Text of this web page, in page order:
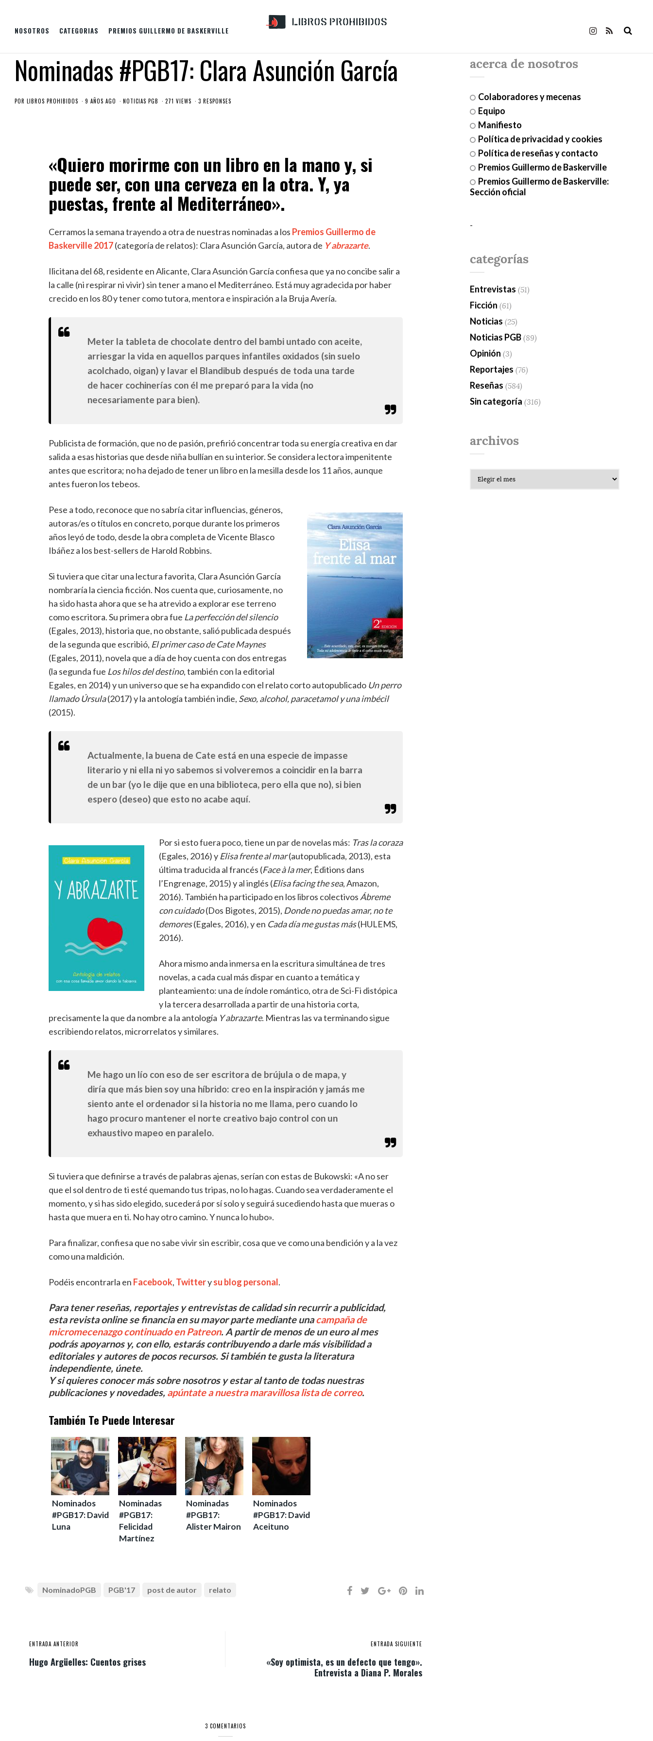
NOSOTROS CATEGORIAS PREMIOS GUILLERMO DE BASKERVILLE
Nominadas #PGB17: Clara Asunción García
POR LIBROS PROHIBIDOS 9 AÑOS AGO NOTICIAS PGB 271 VIEWS 3 RESPONSES
«Quiero morirme con un libro en la mano y, si
puede ser, con una cerveza en la otra. Y, ya
puestas, frente al Mediterráneo».
Cerramos la semana trayendo a otra de nuestras nominadas a los Premios Guillermo de
Baskerville 2017(categoría de relatos): Clara Asunción García, autora de Y abrazarte.
Ilicitana del 68, residente en Alicante, Clara Asunción García confiesa que ya no concibe salir a
la calle (ni respirar ni vivir) sin tener a mano el Mediterráneo. Está muy agradecida por haber
crecido en los 80 y tener como tutora, mentora e inspiración a la Bruja Avería.
Meter la tableta de chocolate dentro del bambi untado con aceite,
arriesgar la vida en aquellos parques infantiles oxidados (sin suelo
acolchado, oigan) y lavar el Blandibub después de toda una tarde
de hacer cochinerías con él me preparó para la vida (no
necesariamente para bien).
Publicista de formación, que no de pasión, prefirió concentrar toda su energía creativa en dar
salida a esas historias que desde niña bullían en su interior. Se considera lectora impenitente
antes que escritora; no ha dejado de tener un libro en la mesilla desde los 11 años, aunque
antes fueron los tebeos.
Pese a todo, reconoce que no sabría citar influencias, géneros,
autoras/es o títulos en concreto, porque durante los primeros
años leyó de todo, desde la obra completa de Vicente Blasco
Ibáñez a los best-sellers de Harold Robbins.
Si tuviera que citar una lectura favorita, Clara Asunción García
nombraría la ciencia ficción. Nos cuenta que, curiosamente, no
ha sido hasta ahora que se ha atrevido a explorar ese terreno
como escritora. Su primera obra fue La perfección del silencio
(Egales, 2013), historia que, no obstante, salió publicada después
de la segunda que escribió, El primer caso de Cate Maynes
(Egales, 2011), novela que a día de hoy cuenta con dos entregas
(la segunda fue Los hilos del destino, también con la editorial
Egales, en 2014) y un universo que se ha expandido con el relato corto autopublicado Un perro
llamado Úrsula(2017) y la antología también indie, Sexo, alcohol, paracetamol y una imbécil
(2015).
Actualmente, la buena de Cate está en una especie de impasse
literario y ni ella ni yo sabemos si volveremos a coincidir en la barra
de un bar (yo le dije que en una biblioteca, pero ella que no), si bien
espero (deseo) que esto no acabe aquí.
Por si esto fuera poco, tiene un par de novelas más: Tras la coraza
(Egales, 2016) y Elisa frente al mar(autopublicada, 2013), esta
última traducida al francés (Face à la mer, Éditions dans
l’Engrenage, 2015) y al inglés (Elisa facing the sea, Amazon,
2016). También ha participado en los libros colectivos Ábreme
con cuidado(Dos Bigotes, 2015), Donde no puedas amar, no te
demores(Egales, 2016), y en Cada día me gustas más(HULEMS,
2016).
Ahora mismo anda inmersa en la escritura simultánea de tres
novelas, a cada cual más dispar en cuanto a temática y
planteamiento: una de índole romántico, otra de Sci-Fi distópica
y la tercera desarrollada a partir de una historia corta,
precisamente la que da nombre a la antología Y abrazarte. Mientras las va terminando sigue
escribiendo relatos, microrrelatos y similares.
Me hago un lío con eso de ser escritora de brújula o de mapa, y
diría que más bien soy una híbrido: creo en la inspiración y jamás me
siento ante el ordenador si la historia no me llama, pero cuando lo
hago procuro mantener el norte creativo bajo control con un
exhaustivo mapeo en paralelo.
Si tuviera que definirse a través de palabras ajenas, serían con estas de Bukowski: «A no ser
que el sol dentro de ti esté quemando tus tripas, no lo hagas. Cuando sea verdaderamente el
momento, y si has sido elegido, sucederá por sí solo y seguirá sucediendo hasta que mueras o
hasta que muera en ti. No hay otro camino. Y nunca lo hubo».
Para finalizar, confiesa que no sabe vivir sin escribir, cosa que ve como una bendición y a la vez
como una maldición.
Podéis encontrarla en Facebook, Twitterysu blog personal.
Para tener reseñas, reportajes y entrevistas de calidad sin recurrir a publicidad,
esta revista online se financia en su mayor parte mediante unacampaña de
micromecenazgo continuado en Patreon. A partir de menos de un euro al mes
podrás apoyarnos y, con ello, estarás contribuyendo a darle más visibilidad a
editoriales y autores de pocos recursos. Si también te gusta la literatura
independiente, únete.
Y si quieres conocer más sobre nosotros y estar al tanto de todas nuestras
publicaciones y novedades, apúntate a nuestra maravillosa lista de correo.
También Te Puede Interesar
Nominados
#PGB17: David
Luna
Nominadas
#PGB17:
Felicidad
Martínez
Nominadas
#PGB17:
Alister Mairon
Nominados
#PGB17: David
Aceituno
NominadoPGB PGB'17 post de autor relato
ENTRADA ANTERIOR
Hugo Argüelles: Cuentos grises
ENTRADA SIGUIENTE
«Soy optimista, es un defecto que tengo».
Entrevista a Diana P. Morales
3 COMENTARIOS
acerca de nosotros
Colaboradores y mecenas
Equipo
Manifiesto
Política de privacidad y cookies
Política de reseñas y contacto
Premios Guillermo de Baskerville
Premios Guillermo de Baskerville:
Sección oficial
-
categorías
Entrevistas (51)
Ficción (61)
Noticias (25)
Noticias PGB (89)
Opinión (3)
Reportajes (76)
Reseñas (584)
Sin categoría (316)
archivos